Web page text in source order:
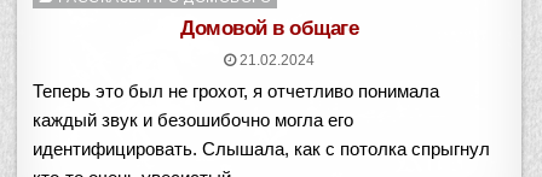
Домовой в общаге
21.02.2024
Теперь это был не грохот, я отчетливо понимала
каждый звук и безошибочно могла его
идентифицировать. Слышала, как с потолка спрыгнул